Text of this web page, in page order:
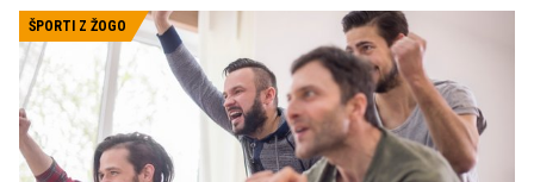
ŠPORTI Z ŽOGO